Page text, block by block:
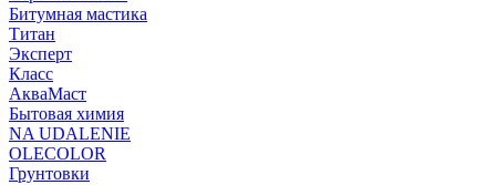
Битумная мастика
Титан
Эксперт
Класс
АкваМаст
Бытовая химия
NA UDALENIE
OLECOLOR
Грунтовки